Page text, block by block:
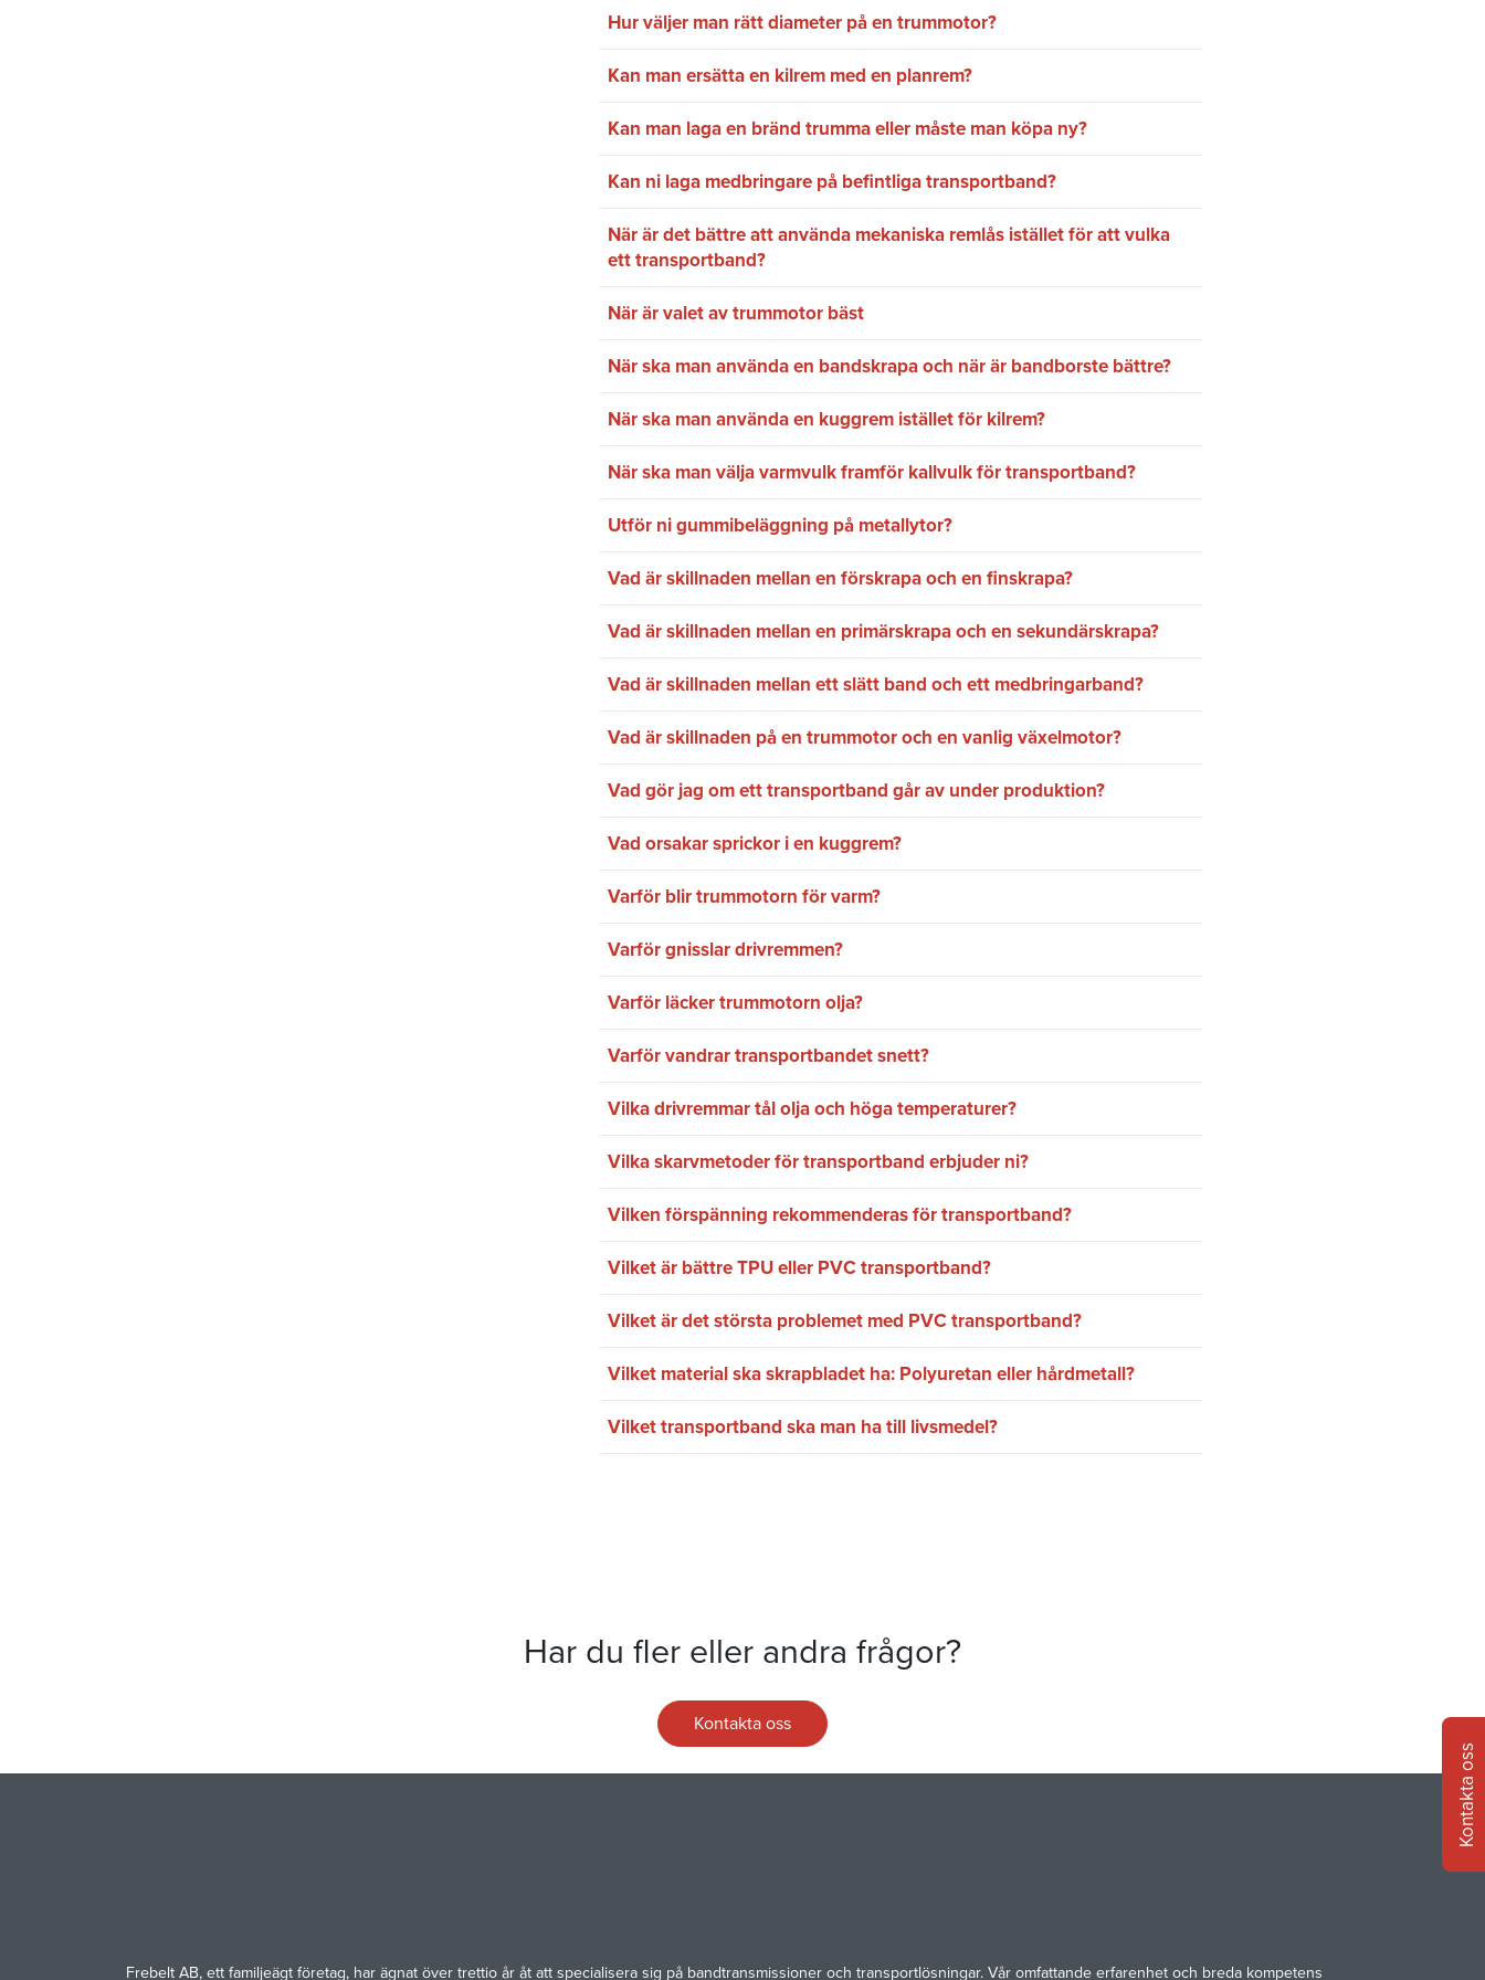
Kontakta oss
Hur väljer man rätt diameter på en trummotor?
Kan man ersätta en kilrem med en planrem?
Kan man laga en bränd trumma eller måste man köpa ny?
Kan ni laga medbringare på befintliga transportband?
När är det bättre att använda mekaniska remlås istället för att vulka
ett transportband?
När är valet av trummotor bäst
När ska man använda en bandskrapa och när är bandborste bättre?
När ska man använda en kuggrem istället för kilrem?
När ska man välja varmvulk framför kallvulk för transportband?
Utför ni gummibeläggning på metallytor?
Vad är skillnaden mellan en förskrapa och en finskrapa?
Vad är skillnaden mellan en primärskrapa och en sekundärskrapa?
Vad är skillnaden mellan ett slätt band och ett medbringarband?
Vad är skillnaden på en trummotor och en vanlig växelmotor?
Vad gör jag om ett transportband går av under produktion?
Vad orsakar sprickor i en kuggrem?
Varför blir trummotorn för varm?
Varför gnisslar drivremmen?
Varför läcker trummotorn olja?
Varför vandrar transportbandet snett?
Vilka drivremmar tål olja och höga temperaturer?
Vilka skarvmetoder för transportband erbjuder ni?
Vilken förspänning rekommenderas för transportband?
Vilket är bättre TPU eller PVC transportband?
Vilket är det största problemet med PVC transportband?
Vilket material ska skrapbladet ha: Polyuretan eller hårdmetall?
Vilket transportband ska man ha till livsmedel?
Har du fler eller andra frågor?
Kontakta oss
Frebelt AB, ett familjeägt företag, har ägnat över trettio år åt att specialisera sig på bandtransmissioner och transportlösningar. Vår omfattande erfarenhet och breda kompetens